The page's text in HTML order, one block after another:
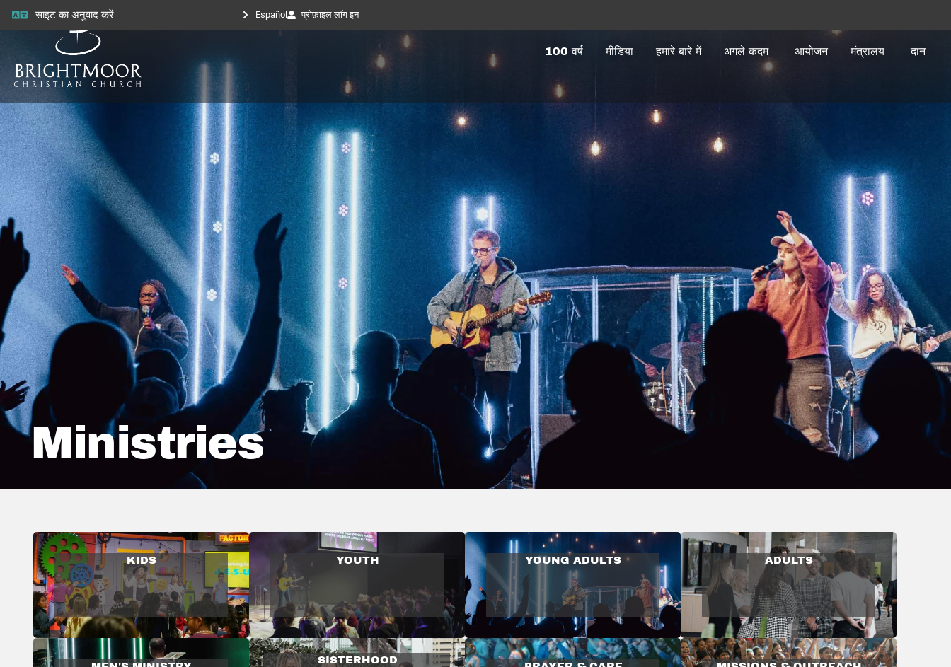
साइट का अनुवाद करें Español प्रोफ़ाइल लॉग इन
100 वर्ष मीडिया हमारे बारे में अगले कदम आयोजन मंत्रालय दान
Ministries
KIDS YOUTH YOUNG ADULTS ADULTS
SISTERHOOD